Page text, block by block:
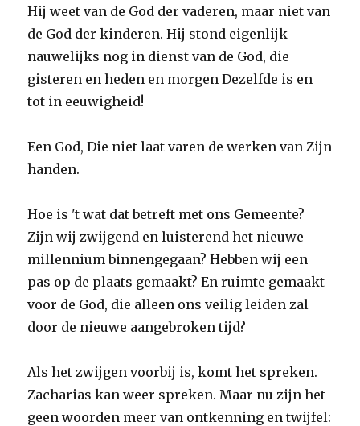
Hij weet van de God der vaderen, maar niet van
de God der kinderen. Hij stond eigenlijk
nauwelijks nog in dienst van de God, die
gisteren en heden en morgen Dezelfde is en
tot in eeuwigheid!
Een God, Die niet laat varen de werken van Zijn
handen.
Hoe is 't wat dat betreft met ons Gemeente?
Zijn wij zwijgend en luisterend het nieuwe
millennium binnengegaan? Hebben wij een
pas op de plaats gemaakt? En ruimte gemaakt
voor de God, die alleen ons veilig leiden zal
door de nieuwe aangebroken tijd?
Als het zwijgen voorbij is, komt het spreken.
Zacharias kan weer spreken. Maar nu zijn het
geen woorden meer van ontkenning en twijfel: